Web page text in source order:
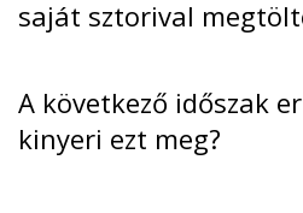
saját sztorival
A következő időszak
kinyeri ezt meg?